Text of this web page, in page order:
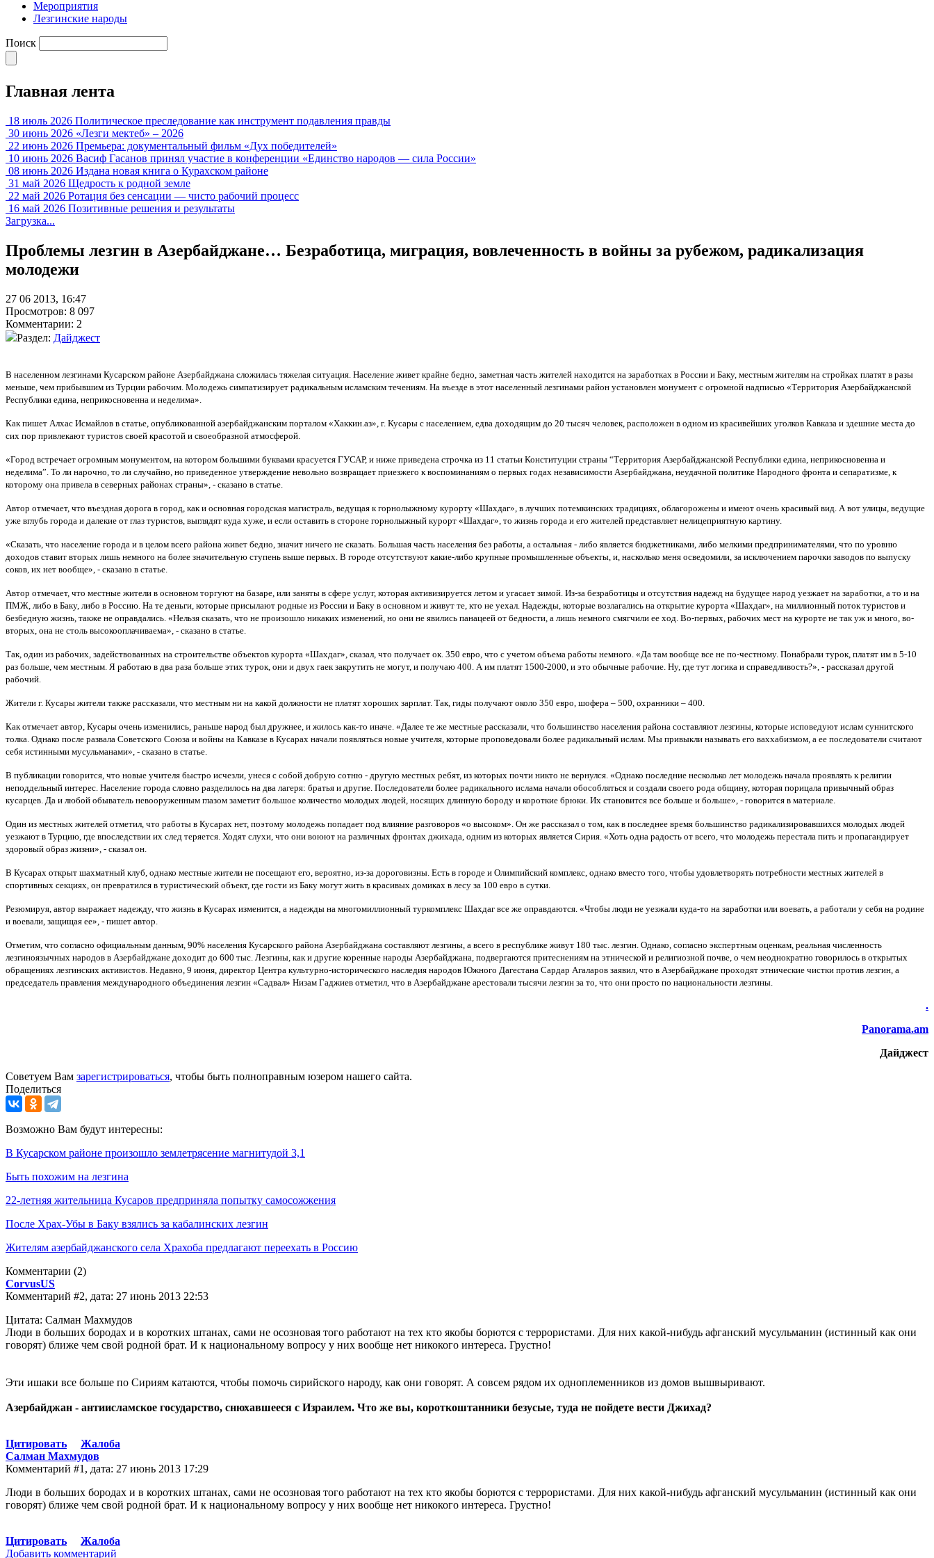
Мероприятия
Лезгинские народы
Поиск
Главная лента
18 июль 2026 Политическое преследование как инструмент подавления правды
30 июнь 2026 «Лезги мектеб» – 2026
22 июнь 2026 Премьера: документальный фильм «Дух победителей»
10 июнь 2026 Васиф Гасанов принял участие в конференции «Единство народов — сила России»
08 июнь 2026 Издана новая книга о Курахском районе
31 май 2026 Щедрость к родной земле
22 май 2026 Ротация без сенсации — чисто рабочий процесс
16 май 2026 Позитивные решения и результаты
Загрузка...
Проблемы лезгин в Азербайджане… Безработица, миграция, вовлеченность в войны за рубежом, радикализация
молодежи
27 06 2013, 16:47
Просмотров: 8 097
Комментарии: 2
Раздел: Дайджест
В населенном лезгинами Кусарском районе Азербайджана сложилась тяжелая ситуация. Население живет крайне бедно, заметная часть жителей находится на заработках в России и Баку, местным жителям на стройках платят в разы
меньше, чем прибывшим из Турции рабочим. Молодежь симпатизирует радикальным исламским течениям. На въезде в этот населенный лезгинами район установлен монумент с огромной надписью «Территория Азербайджанской
Республики едина, неприкосновенна и неделима».
Как пишет Алхас Исмайлов в статье, опубликованной азербайджанским порталом «Хаккин.аз», г. Кусары с населением, едва доходящим до 20 тысяч человек, расположен в одном из красивейших уголков Кавказа и здешние места до
сих пор привлекают туристов своей красотой и своеобразной атмосферой.
«Город встречает огромным монументом, на котором большими буквами красуется ГУСАР, и ниже приведена строчка из 11 статьи Конституции страны “Территория Азербайджанской Республики едина, неприкосновенна и
неделима”. То ли нарочно, то ли случайно, но приведенное утверждение невольно возвращает приезжего к воспоминаниям о первых годах независимости Азербайджана, неудачной политике Народного фронта и сепаратизме, к
которому она привела в северных районах страны», - сказано в статье.
Автор отмечает, что въездная дорога в город, как и основная городская магистраль, ведущая к горнолыжному курорту «Шахдаг», в лучших потемкинских традициях, облагорожены и имеют очень красивый вид. А вот улицы, ведущие
уже вглубь города и далекие от глаз туристов, выглядят куда хуже, и если оставить в стороне горнолыжный курорт «Шахдаг», то жизнь города и его жителей представляет нелицеприятную картину.
«Сказать, что население города и в целом всего района живет бедно, значит ничего не сказать. Большая часть населения без работы, а остальная - либо является бюджетниками, либо мелкими предпринимателями, что по уровню
доходов ставит вторых лишь немного на более значительную ступень выше первых. В городе отсутствуют какие-либо крупные промышленные объекты, и, насколько меня осведомили, за исключением парочки заводов по выпуску
соков, их нет вообще», - сказано в статье.
Автор отмечает, что местные жители в основном торгуют на базаре, или заняты в сфере услуг, которая активизируется летом и угасает зимой. Из-за безработицы и отсутствия надежд на будущее народ уезжает на заработки, а то и на
ПМЖ, либо в Баку, либо в Россию. На те деньги, которые присылают родные из России и Баку в основном и живут те, кто не уехал. Надежды, которые возлагались на открытие курорта «Шахдаг», на миллионный поток туристов и
безбедную жизнь, также не оправдались. «Нельзя сказать, что не произошло никаких изменений, но они не явились панацеей от бедности, а лишь немного смягчили ее ход. Во-первых, рабочих мест на курорте не так уж и много, во-
вторых, она не столь высокооплачиваема», - сказано в статье.
Так, один из рабочих, задействованных на строительстве объектов курорта «Шахдаг», сказал, что получает ок. 350 евро, что с учетом объема работы немного. «Да там вообще все не по-честному. Понабрали турок, платят им в 5-10
раз больше, чем местным. Я работаю в два раза больше этих турок, они и двух гаек закрутить не могут, и получаю 400. А им платят 1500-2000, и это обычные рабочие. Ну, где тут логика и справедливость?», - рассказал другой
рабочий.
Жители г. Кусары жители также рассказали, что местным ни на какой должности не платят хороших зарплат. Так, гиды получают около 350 евро, шофера – 500, охранники – 400.
Как отмечает автор, Кусары очень изменились, раньше народ был дружнее, и жилось как-то иначе. «Далее те же местные рассказали, что большинство населения района составляют лезгины, которые исповедуют ислам суннитского
толка. Однако после развала Советского Союза и войны на Кавказе в Кусарах начали появляться новые учителя, которые проповедовали более радикальный ислам. Мы привыкли называть его ваххабизмом, а ее последователи считают
себя истинными мусульманами», - сказано в статье.
В публикации говорится, что новые учителя быстро исчезли, унеся с собой добрую сотню - другую местных ребят, из которых почти никто не вернулся. «Однако последние несколько лет молодежь начала проявлять к религии
неподдельный интерес. Население города словно разделилось на два лагеря: братья и другие. Последователи более радикального ислама начали обособляться и создали своего рода общину, которая порицала привычный образ
кусарцев. Да и любой обыватель невооруженным глазом заметит большое количество молодых людей, носящих длинную бороду и короткие брюки. Их становится все больше и больше», - говорится в материале.
Один из местных жителей отметил, что работы в Кусарах нет, поэтому молодежь попадает под влияние разговоров «о высоком». Он же рассказал о том, как в последнее время большинство радикализировавшихся молодых людей
уезжают в Турцию, где впоследствии их след теряется. Ходят слухи, что они воюют на различных фронтах джихада, одним из которых является Сирия. «Хоть одна радость от всего, что молодежь перестала пить и пропагандирует
здоровый образ жизни», - сказал он.
В Кусарах открыт шахматный клуб, однако местные жители не посещают его, вероятно, из-за дороговизны. Есть в городе и Олимпийский комплекс, однако вместо того, чтобы удовлетворять потребности местных жителей в
спортивных секциях, он превратился в туристический объект, где гости из Баку могут жить в красивых домиках в лесу за 100 евро в сутки.
Резюмируя, автор выражает надежду, что жизнь в Кусарах изменится, а надежды на многомиллионный туркомплекс Шахдаг все же оправдаются. «Чтобы люди не уезжали куда-то на заработки или воевать, а работали у себя на родине
и воевали, защищая ее», - пишет автор.
Отметим, что согласно официальным данным, 90% населения Кусарского района Азербайджана составляют лезгины, а всего в республике живут 180 тыс. лезгин. Однако, согласно экспертным оценкам, реальная численность
лезгиноязычных народов в Азербайджане доходит до 600 тыс. Лезгины, как и другие коренные народы Азербайджана, подвергаются притеснениям на этнической и религиозной почве, о чем неоднократно говорилось в открытых
обращениях лезгинских активистов. Недавно, 9 июня, директор Центра культурно-исторического наследия народов Южного Дагестана Сардар Агаларов заявил, что в Азербайджане проходят этнические чистки против лезгин, а
председатель правления международного объединения лезгин «Садвал» Низам Гаджиев отметил, что в Азербайджане арестовали тысячи лезгин за то, что они просто по национальности лезгины.
.
Panorama.am
Дайджест
Советуем Вам зарегистрироваться, чтобы быть полноправным юзером нашего сайта.
Поделиться
Возможно Вам будут интересны:
В Кусарском районе произошло землетрясение магнитудой 3,1
Быть похожим на лезгина
22-летняя жительница Кусаров предприняла попытку самосожжения
После Храх-Убы в Баку взялись за кабалинских лезгин
Жителям азербайджанского села Храхоба предлагают переехать в Россию
Комментарии (2)
CorvusUS
Комментарий #2, дата: 27 июнь 2013 22:53
Цитата: Салман Махмудов
Люди в больших бородах и в коротких штанах, сами не осозновая того работают на тех кто якобы борются с террористами. Для них какой-нибудь афганский мусульманин (истинный как они
говорят) ближе чем свой родной брат. И к национальному вопросу у них вообще нет никокого интереса. Грустно!
Эти ишаки все больше по Сириям катаются, чтобы помочь сирийского народу, как они говорят. А совсем рядом их одноплеменников из домов вышвыривают.
Азербайджан - антиисламское государство, снюхавшееся с Израилем. Что же вы, короткоштанники безусые, туда не пойдете вести Джихад?
Цитировать
Жалоба
Салман Махмудов
Комментарий #1, дата: 27 июнь 2013 17:29
Люди в больших бородах и в коротких штанах, сами не осозновая того работают на тех кто якобы борются с террористами. Для них какой-нибудь афганский мусульманин (истинный как они
говорят) ближе чем свой родной брат. И к национальному вопросу у них вообще нет никокого интереса. Грустно!
Цитировать
Жалоба
Добавить комментарий